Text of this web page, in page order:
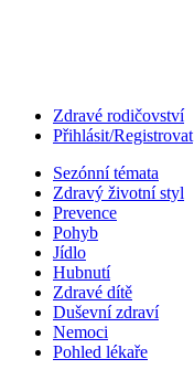
Zdravé rodičovství
Přihlásit/Registrovat
Sezónní témata
Zdravý životní styl
Prevence
Pohyb
Jídlo
Hubnutí
Zdravé dítě
Duševní zdraví
Nemoci
Pohled lékaře